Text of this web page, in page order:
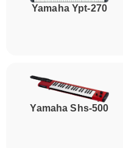
Yamaha Ypt-270
Yamaha Shs-500